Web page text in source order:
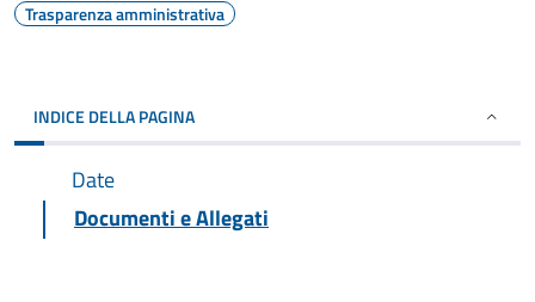
Trasparenza amministrativa
INDICE DELLA PAGINA
Date
Documenti e Allegati